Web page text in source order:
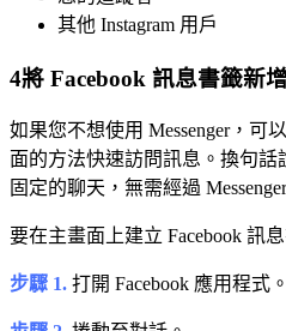
其他 Instagram 用戶
4將 Facebook 訊息書籤新
如果您不想使用 Messenger，可
面的方法快速訪問訊息。換句
固定的聊天，無需經過 Messenger
要在主畫面上建立 Facebook 訊息
步驟 1. 打開 Facebook 應用程式。